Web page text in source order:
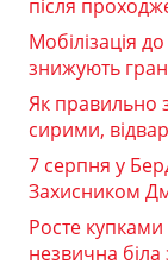
після
Мобілізація
знижують
Як правильно
сирими,
7 серпня у
Захисником
Росте
незвична біла